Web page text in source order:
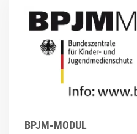
BPJM-MODUL